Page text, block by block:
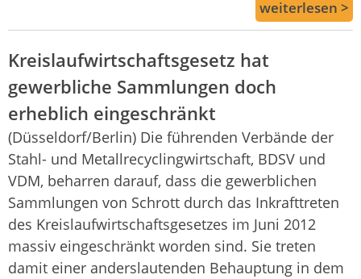
weiterlesen >
Kreislaufwirtschaftsgesetz hat
gewerbliche Sammlungen doch
erheblich eingeschränkt
(Düsseldorf/Berlin) Die führenden Verbände der
Stahl- und Metallrecyclingwirtschaft, BDSV und
VDM, beharren darauf, dass die gewerblichen
Sammlungen von Schrott durch das Inkrafttreten
des Kreislaufwirtschaftsgesetzes im Juni 2012
massiv eingeschränkt worden sind. Sie treten
damit einer anderslautenden Behauptung in dem